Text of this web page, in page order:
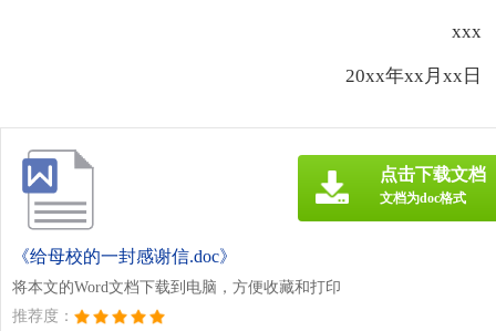
xxx
20xx年xx月xx日
《给母校的一封感谢信.doc》
将本文的Word文档下载到电脑，方便收藏和打印
推荐度：
点击下载文档
文档为doc格式